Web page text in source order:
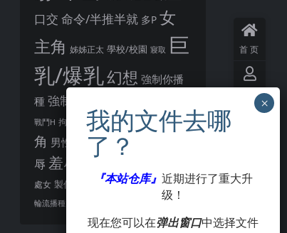
口交 命令/半推半就 多P 女
主角 姊姊正太 學校/校園 寢取 巨
乳/爆乳幻想 強制你播
種 強制播種
戰鬥H 拘束 教育 暗示 沉淪快樂 男主
角 男性受 異種播種
辱 羞辱
處女 製作大師 觸手觸摸 賣春/援交
輪流播種
點陣圖
首页
用户
中心
『本站仓库』 近期进行了重大升
级！
现在您可以在弹出窗口中选择文件